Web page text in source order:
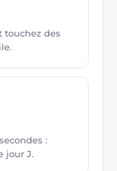
touchez des
:
jour J.